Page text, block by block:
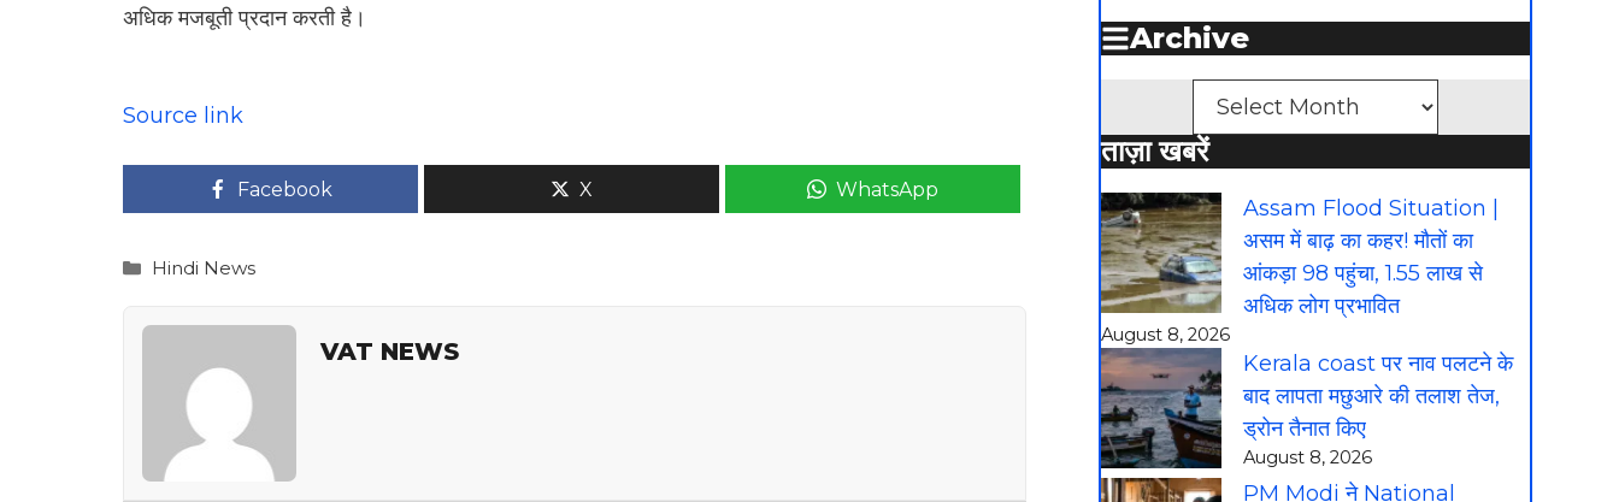
अधिक मजबूती प्रदान करती है।
Source link
Facebook X WhatsApp
Categories
Hindi News
VAT NEWS
Archive
ताज़ा खबरें
Assam Flood Situation |
असम में बाढ़ का कहर! मौतों का
आंकड़ा 98 पहुंचा, 1.55 लाख से
अधिक लोग प्रभावित
August 8, 2026
Kerala coast पर नाव पलटने के
बाद लापता मछुआरे की तलाश तेज,
ड्रोन तैनात किए
August 8, 2026
PM Modi ने National